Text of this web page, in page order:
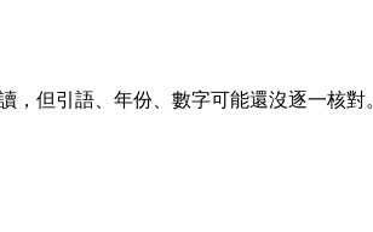
，但引語、年份、數字可能還沒逐一核對